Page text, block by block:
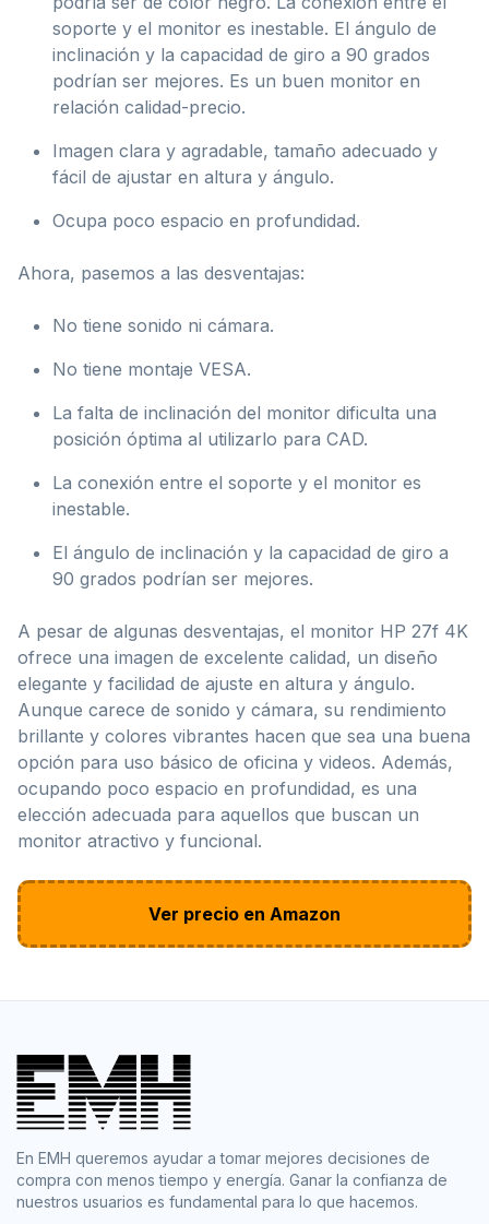
soporte y el monitor es inestable. El ángulo de
inclinación y la capacidad de giro a 90 grados
podrían ser mejores. Es un buen monitor en
relación calidad-precio.
Imagen clara y agradable, tamaño adecuado y
fácil de ajustar en altura y ángulo.
Ocupa poco espacio en profundidad.
Ahora, pasemos a las desventajas:
No tiene sonido ni cámara.
No tiene montaje VESA.
La falta de inclinación del monitor dificulta una
posición óptima al utilizarlo para CAD.
La conexión entre el soporte y el monitor es
inestable.
El ángulo de inclinación y la capacidad de giro a
90 grados podrían ser mejores.
A pesar de algunas desventajas, el monitor HP 27f 4K
ofrece una imagen de excelente calidad, un diseño
elegante y facilidad de ajuste en altura y ángulo.
Aunque carece de sonido y cámara, su rendimiento
brillante y colores vibrantes hacen que sea una buena
opción para uso básico de oficina y videos. Además,
ocupando poco espacio en profundidad, es una
elección adecuada para aquellos que buscan un
monitor atractivo y funcional.
Ver precio en Amazon
En EMH queremos ayudar a tomar mejores decisiones de
compra con menos tiempo y energía. Ganar la confianza de
nuestros usuarios es fundamental para lo que hacemos.